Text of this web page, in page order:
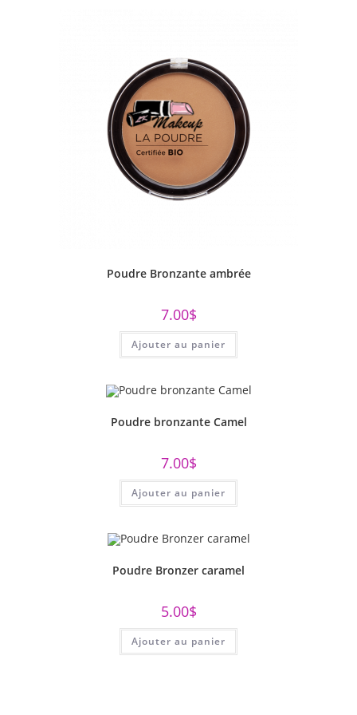
Poudre Bronzante ambrée
7.00$
Ajouter au panier
Poudre bronzante Camel
7.00$
Ajouter au panier
Poudre Bronzer caramel
5.00$
Ajouter au panier